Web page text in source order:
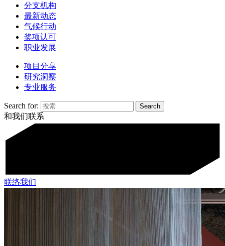
分支机构
最新动态
气候行动
奖项认可
职业发展
项目分享
研究洞察
专业服务
Search for:
和我们联系
联络我们